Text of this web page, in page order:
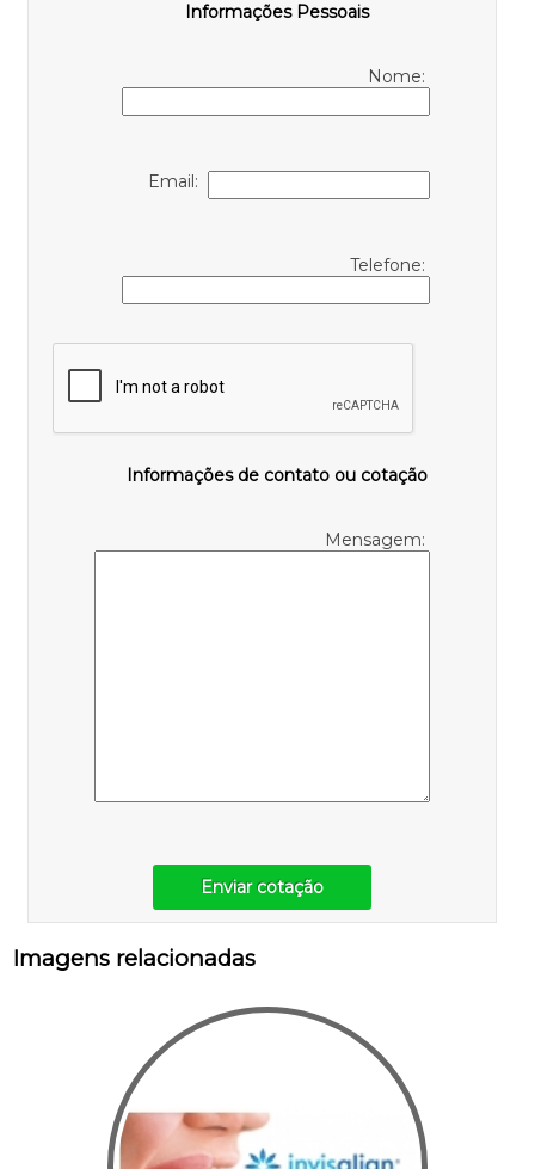
Informações Pessoais
Nome:
Email:
Telefone:
Informações de contato ou cotação
Mensagem:
Enviar cotação
Imagens relacionadas